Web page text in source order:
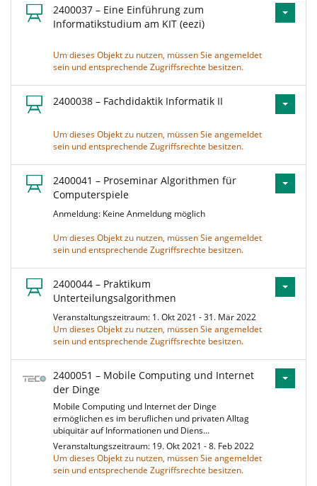
2400037 – Eine Einführung zum
Informatikstudium am KIT (eezi)
Um dieses Objekt zu nutzen, müssen Sie angemeldet
sein und entsprechende Zugriffsrechte besitzen.
2400038 – Fachdidaktik Informatik II
Um dieses Objekt zu nutzen, müssen Sie angemeldet
sein und entsprechende Zugriffsrechte besitzen.
2400041 – Proseminar Algorithmen für
Computerspiele
Anmeldung: Keine Anmeldung möglich
Um dieses Objekt zu nutzen, müssen Sie angemeldet
sein und entsprechende Zugriffsrechte besitzen.
2400044 – Praktikum
Unterteilungsalgorithmen
Veranstaltungszeitraum: 1. Okt 2021 - 31. Mär 2022
Um dieses Objekt zu nutzen, müssen Sie angemeldet
sein und entsprechende Zugriffsrechte besitzen.
2400051 – Mobile Computing und Internet
der Dinge
Mobile Computing und Internet der Dinge
ermöglichen es im beruflichen und privaten Alltag
ubiquitär auf Informationen und Diens…
Veranstaltungszeitraum: 19. Okt 2021 - 8. Feb 2022
Um dieses Objekt zu nutzen, müssen Sie angemeldet
sein und entsprechende Zugriffsrechte besitzen.